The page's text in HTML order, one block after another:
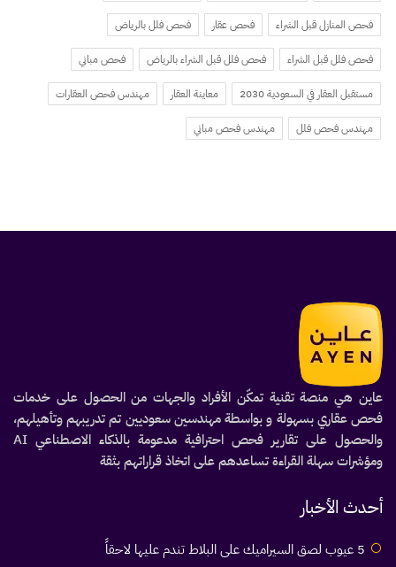
فحص المنازل قبل الشراء فحص عقار فحص فلل بالرياض
فحص فلل قبل الشراء فحص فلل قبل الشراء بالرياض فحص مباني
مستقبل العقار في السعودية 2030 معاينة العقار مهندس فحص العقارات
مهندس فحص فلل مهندس فحص مباني
عاين هي منصة تقنية تمكّن الأفراد والجهات من الحصول على خدمات
فحص عقاري بسهولة و بواسطة مهندسين سعوديين تم تدريبهم وتأهيلهم،
والحصول على تقارير فحص احترافية مدعومة بالذكاء الاصطناعي AI
ومؤشرات سهلة القراءة تساعدهم على اتخاذ قراراتهم بثقة
أحدث الأخبار
5 عيوب لصق السيراميك على البلاط تندم عليها لاحقاً